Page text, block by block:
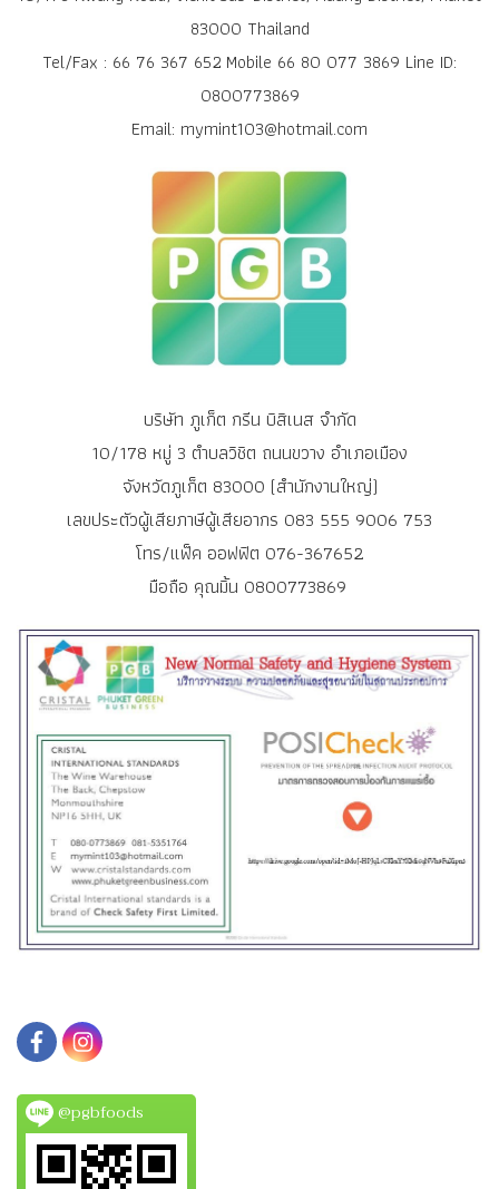
83000 Thailand
Tel/Fax : 66 76 367 652 Mobile 66 80 077 3869 Line ID:
0800773869
Email: mymint103@hotmail.com
บริษัท ภูเก็ต กรีน บิสิเนส จำกัด
10/178 หมู่ 3 ตำบลวิชิต ถนนขวาง อำเภอเมือง
จังหวัดภูเก็ต 83000 (สำนักงานใหญ่)
เลขประตัวผู้เสียภาษีผู้เสียอากร 083 555 9006 753
โทร/แฟ็ค ออฟฟิต 076-367652
มือถือ คุณมิ้น 0800773869
@pgbfoods